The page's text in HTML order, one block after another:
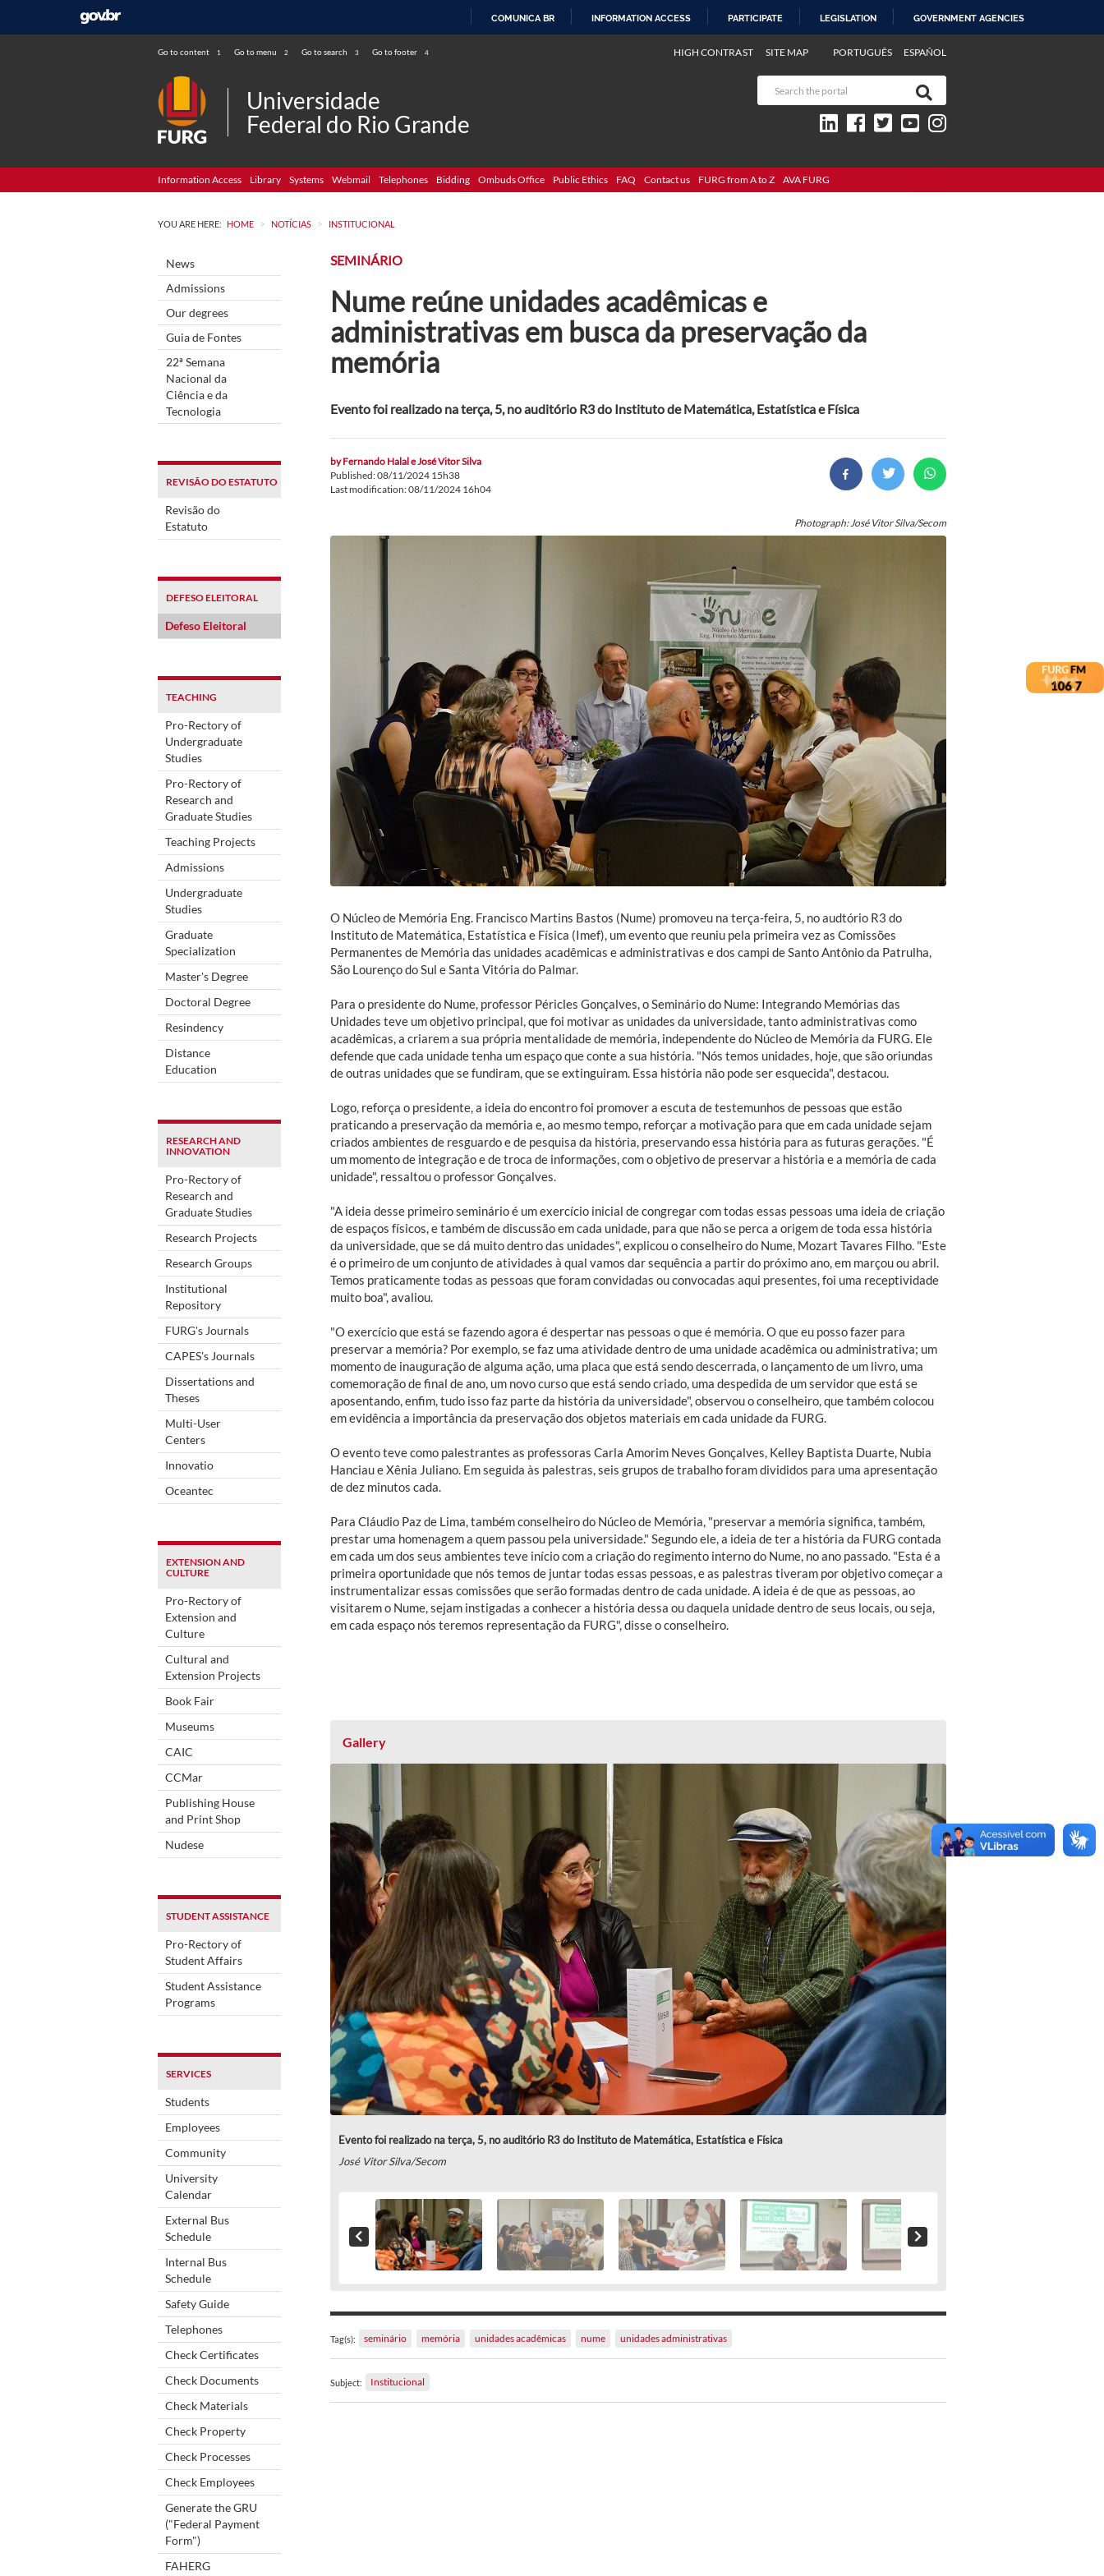
COMUNICA BR INFORMATION ACCESS PARTICIPATE LEGISLATION GOVERNMENT AGENCIES
Go to content 1 Go to menu 2 Go to search 3 Go to footer 4 PORTUGUÊS ESPAÑOL
HIGH CONTRAST SITE MAP
Universidade
Federal do Rio Grande
Information Access Library Systems Webmail Telephones Bidding Ombuds Office Public Ethics FAQ Contact us FURG from A to Z AVA FURG
YOU ARE HERE: HOME > NOTÍCIAS > INSTITUCIONAL
News
Admissions
Our degrees
Guia de Fontes
22ª Semana
Nacional da
Ciência e da
Tecnologia
REVISÃO DO ESTATUTO
Revisão do
Estatuto
DEFESO ELEITORAL
Defeso Eleitoral
TEACHING
Pro-Rectory of
Undergraduate
Studies
Pro-Rectory of
Research and
Graduate Studies
Teaching Projects
Admissions
Undergraduate
Studies
Graduate
Specialization
Master's Degree
Doctoral Degree
Resindency
Distance
Education
RESEARCH AND
INNOVATION
Pro-Rectory of
Research and
Graduate Studies
Research Projects
Research Groups
Institutional
Repository
FURG's Journals
CAPES's Journals
Dissertations and
Theses
Multi-User
Centers
Innovatio
Oceantec
EXTENSION AND
CULTURE
Pro-Rectory of
Extension and
Culture
Cultural and
Extension Projects
Book Fair
Museums
CAIC
CCMar
Publishing House
and Print Shop
Nudese
STUDENT ASSISTANCE
Pro-Rectory of
Student Affairs
Student Assistance
Programs
SERVICES
Students
Employees
Community
University
Calendar
External Bus
Schedule
Internal Bus
Schedule
Safety Guide
Telephones
Check Certificates
Check Documents
Check Materials
Check Property
Check Processes
Check Employees
Generate the GRU
("Federal Payment
Form")
FAHERG
SEMINÁRIO
Nume reúne unidades acadêmicas e
administrativas em busca da preservação da
memória
Evento foi realizado na terça, 5, no auditório R3 do Instituto de Matemática, Estatística e Física
byFernando Halal e José Vitor Silva
Published: 08/11/2024 15h38
Last modification: 08/11/2024 16h04
Photograph: José Vitor Silva/Secom
O Núcleo de Memória Eng. Francisco Martins Bastos (Nume) promoveu na terça-feira, 5, no audtório R3 do
Instituto de Matemática, Estatística e Física (Imef), um evento que reuniu pela primeira vez as Comissões
Permanentes de Memória das unidades acadêmicas e administrativas e dos campi de Santo Antônio da Patrulha,
São Lourenço do Sul e Santa Vitória do Palmar.
Para o presidente do Nume, professor Péricles Gonçalves, o Seminário do Nume: Integrando Memórias das
Unidades teve um objetivo principal, que foi motivar as unidades da universidade, tanto administrativas como
acadêmicas, a criarem a sua própria mentalidade de memória, independente do Núcleo de Memória da FURG. Ele
defende que cada unidade tenha um espaço que conte a sua história. "Nós temos unidades, hoje, que são oriundas
de outras unidades que se fundiram, que se extinguiram. Essa história não pode ser esquecida", destacou.
Logo, reforça o presidente, a ideia do encontro foi promover a escuta de testemunhos de pessoas que estão
praticando a preservação da memória e, ao mesmo tempo, reforçar a motivação para que em cada unidade sejam
criados ambientes de resguardo e de pesquisa da história, preservando essa história para as futuras gerações. "É
um momento de integração e de troca de informações, com o objetivo de preservar a história e a memória de cada
unidade", ressaltou o professor Gonçalves.
"A ideia desse primeiro seminário é um exercício inicial de congregar com todas essas pessoas uma ideia de criação
de espaços físicos, e também de discussão em cada unidade, para que não se perca a origem de toda essa história
da universidade, que se dá muito dentro das unidades", explicou o conselheiro do Nume, Mozart Tavares Filho. "Este
é o primeiro de um conjunto de atividades à qual vamos dar sequência a partir do próximo ano, em marçou ou abril.
Temos praticamente todas as pessoas que foram convidadas ou convocadas aqui presentes, foi uma receptividade
muito boa", avaliou.
"O exercício que está se fazendo agora é despertar nas pessoas o que é memória. O que eu posso fazer para
preservar a memória? Por exemplo, se faz uma atividade dentro de uma unidade acadêmica ou administrativa; um
momento de inauguração de alguma ação, uma placa que está sendo descerrada, o lançamento de um livro, uma
comemoração de final de ano, um novo curso que está sendo criado, uma despedida de um servidor que está se
aposentando, enfim, tudo isso faz parte da história da universidade", observou o conselheiro, que também colocou
em evidência a importância da preservação dos objetos materiais em cada unidade da FURG.
O evento teve como palestrantes as professoras Carla Amorim Neves Gonçalves, Kelley Baptista Duarte, Nubia
Hanciau e Xênia Juliano. Em seguida às palestras, seis grupos de trabalho foram divididos para uma apresentação
de dez minutos cada.
Para Cláudio Paz de Lima, também conselheiro do Núcleo de Memória, "preservar a memória significa, também,
prestar uma homenagem a quem passou pela universidade." Segundo ele, a ideia de ter a história da FURG contada
em cada um dos seus ambientes teve início com a criação do regimento interno do Nume, no ano passado. "Esta é a
primeira oportunidade que nós temos de juntar todas essas pessoas, e as palestras tiveram por objetivo começar a
instrumentalizar essas comissões que serão formadas dentro de cada unidade. A ideia é de que as pessoas, ao
visitarem o Nume, sejam instigadas a conhecer a história dessa ou daquela unidade dentro de seus locais, ou seja,
em cada espaço nós teremos representação da FURG", disse o conselheiro.
Gallery
Evento foi realizado na terça, 5, no auditório R3 do Instituto de Matemática, Estatística e Física
José Vitor Silva/Secom
Tag(s): seminário memória unidades acadêmicas nume unidades administrativas
Subject: Institucional